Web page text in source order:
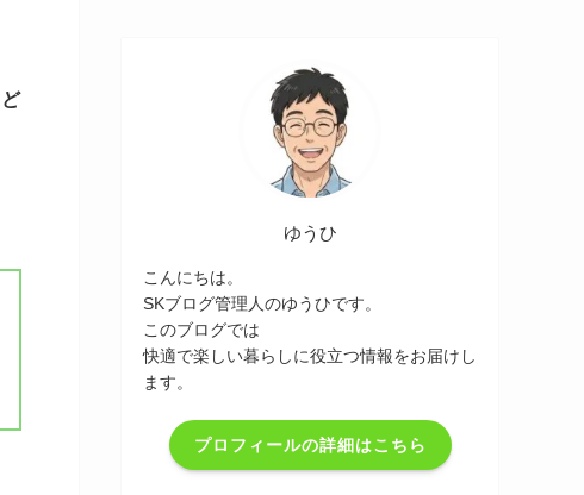
ど
ゆうひ
こんにちは。
SKブログ管理人のゆうひです。
このブログでは
快適で楽しい暮らしに役立つ情報をお届けし
ます。
プロフィールの詳細はこちら